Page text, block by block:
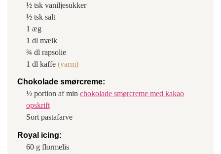
½ tsk vaniljesukker
½ tsk salt
1 æg
1 dl mælk
¾ dl rapsolie
1 dl kaffe (varm)
Chokolade smørcreme:
½ portion af min chokolade smørcreme med kakao
opskrift
Sort pastafarve
Royal icing:
60 g flormelis